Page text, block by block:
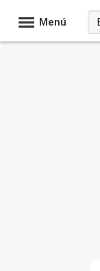
Menú